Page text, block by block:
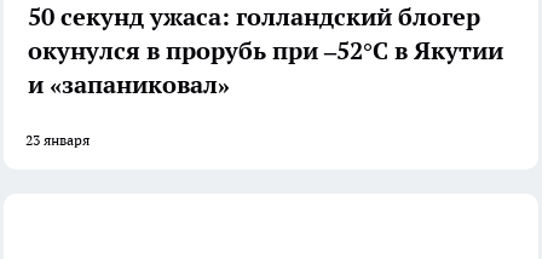
50 секунд ужаса: голландский блогер
окунулся в прорубь при –52°С в Якутии
и «запаниковал»
23 января